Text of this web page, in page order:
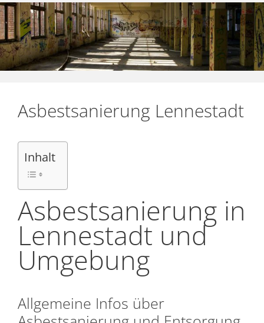
Asbestsanierung Lennestadt
Inhalt
Asbestsanierung in
Lennestadt und
Umgebung
Allgemeine Infos über